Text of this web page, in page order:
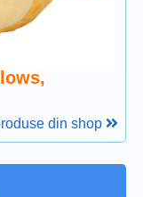
din shop